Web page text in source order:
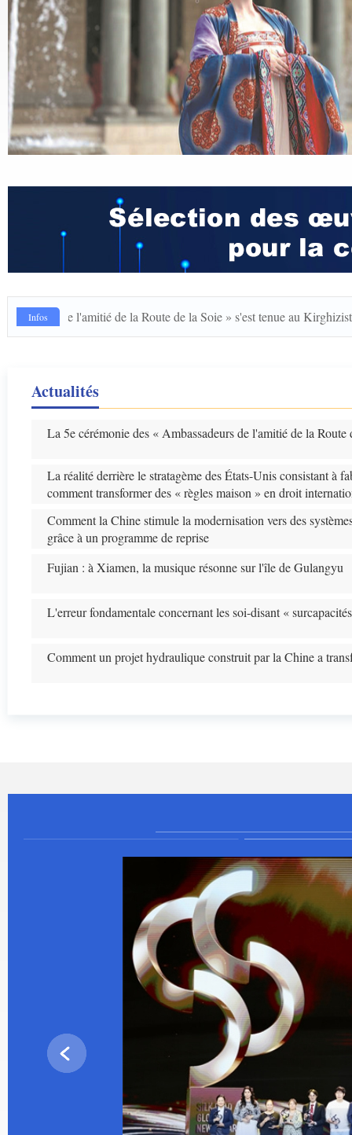
Infosde l'amitié de la Route de la Soie » s'est tenue au Kirghizistan
Actualités
La 5e cérémonie des « Ambassadeurs de l'amitié de la
La réalité derrière le stratagème des États-Unis consistant à
comment transformer des « règles maison » en droit
Comment la Chine stimule la modernisation vers des
grâce à un programme de reprise
Fujian : à Xiamen, la musique résonne sur l'île de Gulangyu
L'erreur fondamentale concernant les soi-disant «
Comment un projet hydraulique construit par la Chine a